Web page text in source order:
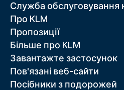
Служба обслуговування
Про KLM
Пропозиції
Більше про KLM
Завантажте застосунок
Пов'язані веб-сайти
Посібники з подорожей